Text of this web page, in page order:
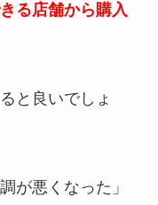
る店舗から購入
と良いでしょ
が悪くなった」